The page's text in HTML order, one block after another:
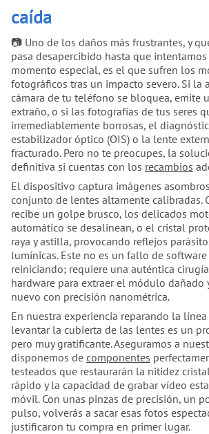
caída
📷 Uno de los daños más frustrantes, y
pasa desapercibido hasta que
momento especial, es el que sufren los
fotográficos tras un impacto severo. Si la
cámara de tu teléfono se bloquea, emite
extraño, o si las fotografías de tus seres
irremediablemente borrosas, el
estabilizador óptico (OIS) o la lente
fracturado. Pero no te preocupes, la
definitiva si cuentas con los recambios
El dispositivo captura imágenes
conjunto de lentes altamente calibradas.
recibe un golpe brusco, los delicados
automático se desalinean, o el cristal
raya y astilla, provocando reflejos
lumínicas. Este no es un fallo de
reiniciando; requiere una auténtica
hardware para extraer el módulo dañado
nuevo con precisión nanométrica.
En nuestra experiencia reparando la línea
levantar la cubierta de las lentes es un
pero muy gratificante. Aseguramos a
disponemos de componentes
testeados que restaurarán la nitidez
rápido y la capacidad de grabar vídeo
móvil. Con unas pinzas de precisión, un
pulso, volverás a sacar esas fotos
justificaron tu compra en primer lugar.